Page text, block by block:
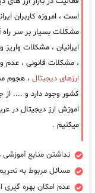
است ، امروزه کاربران
مشکلات بسیار بر سر راه
ایرانیان ، مشکلات
، مشکلات قانونی ، عدم
ارزهای دیجیتال ، هجوم
کشور وجود دارد و .... از
اموزش ارز دیجیتال در
میکنیم .
نداشتن منابع
مسائل مربوط به
عدم امکان بهره